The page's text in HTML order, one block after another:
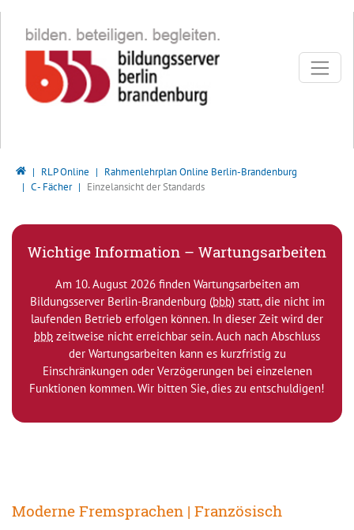
Bildungsserver Berlin - Brandenburg
RLP Online
Rahmenlehrplan Online Berlin-Brandenburg
C - Fächer
Einzelansicht der Standards
Wichtige Information – Wartungsarbeiten
Am 10. August 2026 finden Wartungsarbeiten am
Bildungsserver Berlin-Brandenburg (bbb) statt, die nicht im
laufenden Betrieb erfolgen können. In dieser Zeit wird der
bbb zeitweise nicht erreichbar sein. Auch nach Abschluss
der Wartungsarbeiten kann es kurzfristig zu
Einschränkungen oder Verzögerungen bei einzelenen
Funktionen kommen. Wir bitten Sie, dies zu entschuldigen!
Moderne Fremsprachen | Französisch